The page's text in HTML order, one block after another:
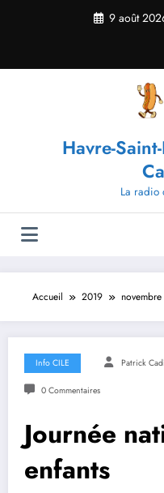
9 août
Havre-
La radio
Accueil 2019 novembre
Info CILE Patrick
0 Commentaires
Journée
enfants